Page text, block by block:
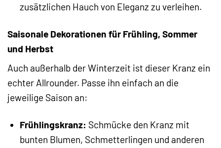
zusätzlichen Hauch von Eleganz zu verleihen.
Saisonale Dekorationen für Frühling, Sommer
und Herbst
Auch außerhalb der Winterzeit ist dieser Kranz ein
echter Allrounder. Passe ihn einfach an die
jeweilige Saison an:
Frühlingskranz: Schmücke den Kranz mit
bunten Blumen, Schmetterlingen und anderen